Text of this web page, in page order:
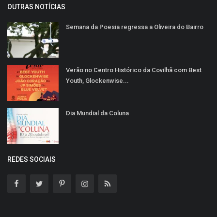
OUTRAS NOTÍCIAS
Semana da Poesia regressa a Oliveira do Bairro
Verão no Centro Histórico da Covilhã com Best
Youth, Glockenwise...
Dia Mundial da Coluna
REDES SOCIAIS